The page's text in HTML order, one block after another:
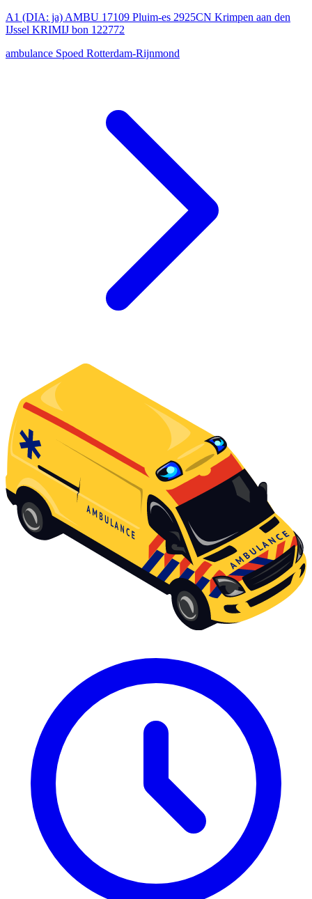
A1 (DIA: ja) AMBU 17109 Pluim-es 2925CN Krimpen aan den
IJssel KRIMIJ bon 122772
ambulance Spoed Rotterdam-Rijnmond